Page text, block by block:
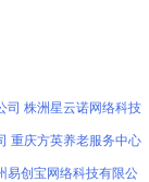
司 株洲星云诺网络科技
重庆方英养老服务中心
易创宝网络科技有限公